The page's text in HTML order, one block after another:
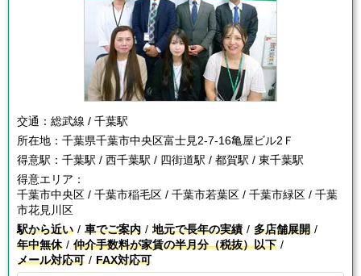
交通： 総武線 / 千葉駅
所在地： 千葉県千葉市中央区富士見2-7-16亀屋ビル2Ｆ
得意駅： 千葉駅 / 西千葉駅 / 四街道駅 / 都賀駅 / 東千葉駅
得意エリア：
千葉市中央区 / 千葉市稲毛区 / 千葉市若葉区 / 千葉市緑区 / 千葉
市花見川区
駅から近い
車でご案内 地元で長年の実績
多店舗展開
年中無休
仲介手数料が家賃の半月分（税抜）以下
メール対応可
FAX対応可